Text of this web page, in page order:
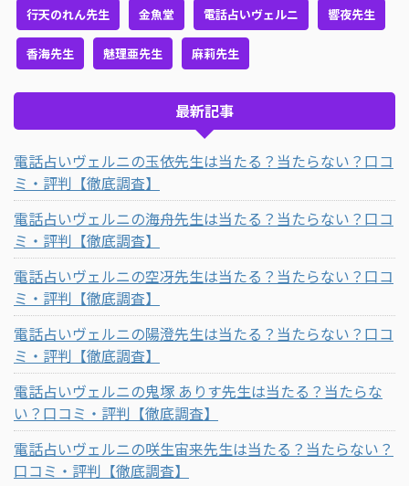
行天のれん先生 金魚堂 電話占いヴェルニ 響夜先生
香海先生 魅理亜先生 麻莉先生
最新記事
電話占いヴェルニの玉依先生は当たる？当たらない？口コ
ミ・評判【徹底調査】
電話占いヴェルニの海舟先生は当たる？当たらない？口コ
ミ・評判【徹底調査】
電話占いヴェルニの空冴先生は当たる？当たらない？口コ
ミ・評判【徹底調査】
電話占いヴェルニの陽澄先生は当たる？当たらない？口コ
ミ・評判【徹底調査】
電話占いヴェルニの鬼塚 ありす先生は当たる？当たらな
い？口コミ・評判【徹底調査】
電話占いヴェルニの咲生宙来先生は当たる？当たらない？
口コミ・評判【徹底調査】